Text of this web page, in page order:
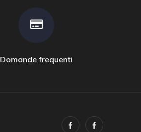
Domande frequenti